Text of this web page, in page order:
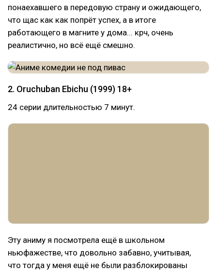
понаехавшего в передовую страну и ожидающего,
что щас как как попрёт успех, а в итоге
работающего в магните у дома... крч, очень
реалистично, но всё ещё смешно.
2. Oruchuban Ebichu (1999) 18+
24 серии длительностью 7 минут.
Эту аниму я посмотрела ещё в школьном
ньюфажестве, что довольно забавно, учитывая,
что тогда у меня ещё не были разблокированы